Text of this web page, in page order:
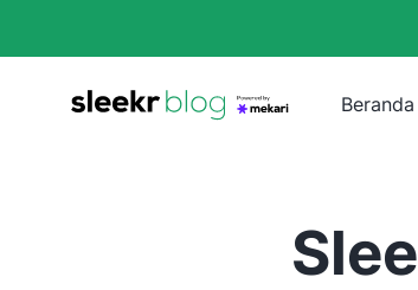
Beranda